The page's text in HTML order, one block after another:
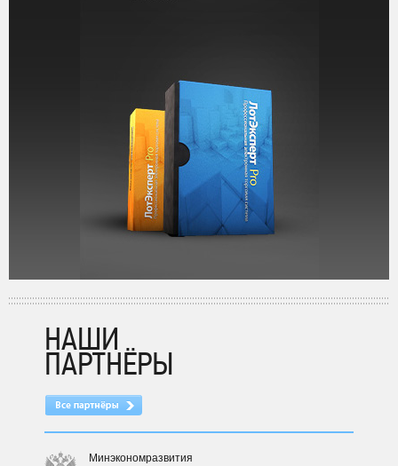
НАШИ
ПАРТНЁРЫ
Минэкономразвития